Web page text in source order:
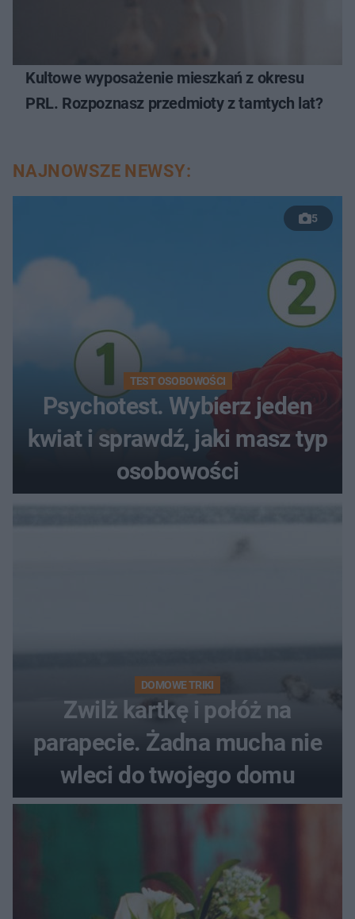
Kultowe wyposażenie mieszkań z okresu
PRL. Rozpoznasz przedmioty z tamtych lat?
NAJNOWSZE NEWSY:
5
TEST OSOBOWOŚCI
Psychotest. Wybierz jeden
kwiat i sprawdź, jaki masz typ
osobowości
DOMOWE TRIKI
Zwilż kartkę i połóż na
parapecie. Żadna mucha nie
wleci do twojego domu